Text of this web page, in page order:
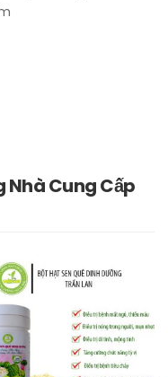
Nhà Cung Cấp